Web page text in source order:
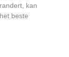
kan
beste